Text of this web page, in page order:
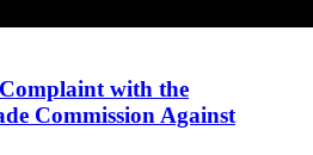
with the
Commission Against